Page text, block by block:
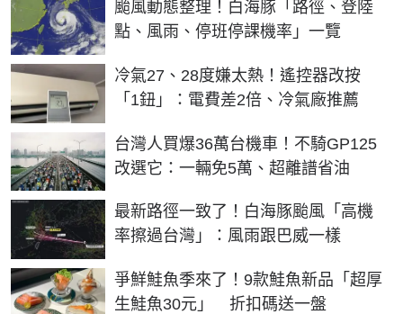
颱風動態整理！白海豚「路徑、登陸
點、風雨、停班停課機率」一覽
冷氣27、28度嫌太熱！遙控器改按
「1鈕」：電費差2倍、冷氣廠推薦
台灣人買爆36萬台機車！不騎GP125
改選它：一輛免5萬、超離譜省油
最新路徑一致了！白海豚颱風「高機
率擦過台灣」：風雨跟巴威一樣
爭鮮鮭魚季來了！9款鮭魚新品「超厚
生鮭魚30元」 折扣碼送一盤